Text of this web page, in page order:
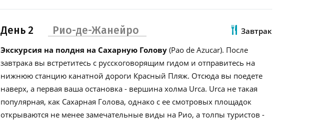
День 2 Рио-де-Жанейро
Завтрак
Экскурсия на полдня на Сахарную Голову (Pao de Azucar). После
завтрака вы встретитесь с русскоговорящим гидом и отправитесь на
нижнюю станцию канатной дороги Красный Пляж. Отсюда вы поедете
наверх, а первая ваша остановка - вершина холма Urca. Urca не такая
популярная, как Сахарная Голова, однако с ее смотровых площадок
открываются не менее замечательные виды на Рио, а толпы туристов -